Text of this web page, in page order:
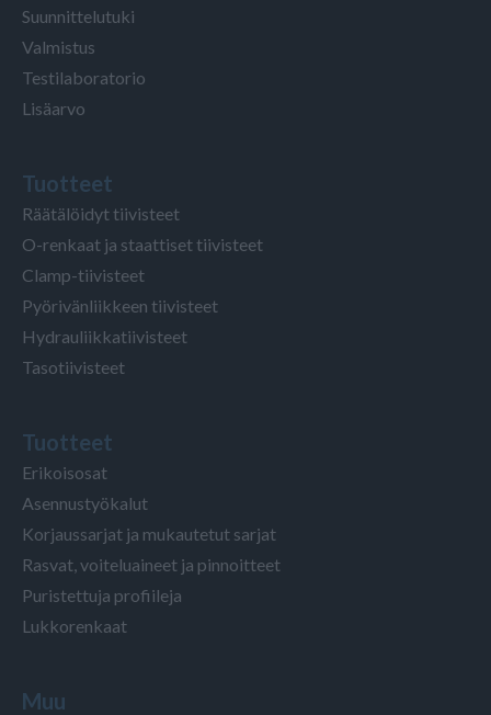
Suunnittelutuki
Valmistus
Testilaboratorio
Lisäarvo
Tuotteet
Räätälöidyt tiivisteet
O-renkaat ja staattiset tiivisteet
Clamp-tiivisteet
Pyörivänliikkeen tiivisteet
Hydrauliikkatiivisteet
Tasotiivisteet
Tuotteet
Erikoisosat
Asennustyökalut
Korjaussarjat ja mukautetut sarjat
Rasvat, voiteluaineet ja pinnoitteet
Puristettuja profiileja
Lukkorenkaat
Muu